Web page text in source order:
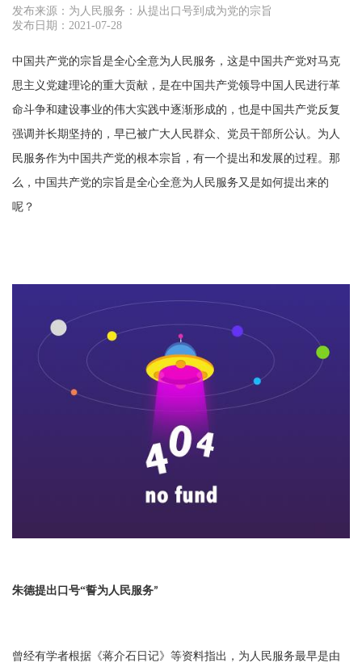
发布来源：为人民服务：从提出口号到成为党的宗旨
发布日期：2021-07-28
中国共产党的宗旨是全心全意为人民服务，这是中国共产党对马克
思主义党建理论的重大贡献，是在中国共产党领导中国人民进行革
命斗争和建设事业的伟大实践中逐渐形成的，也是中国共产党反复
强调并长期坚持的，早已被广大人民群众、党员干部所公认。为人
民服务作为中国共产党的根本宗旨，有一个提出和发展的过程。那
么，中国共产党的宗旨是全心全意为人民服务又是如何提出来的
呢？
朱德提出口号“誓为人民服务”
曾经有学者根据《蒋介石日记》等资料指出，为人民服务最早是由